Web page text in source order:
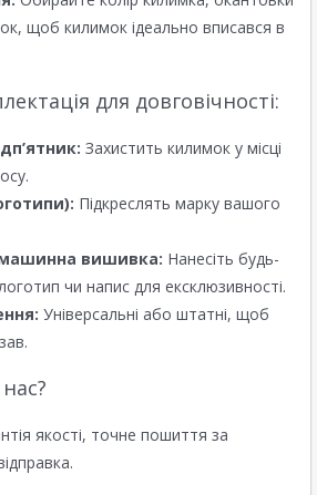
щоб килимок ідеально вписався в
для довговічності:
Захистить килимок у місці
Підкреслять марку вашого
вишивка: Нанесіть будь-
чи напис для ексклюзивності.
Універсальні або штатні, щоб
якості, точне пошиття за